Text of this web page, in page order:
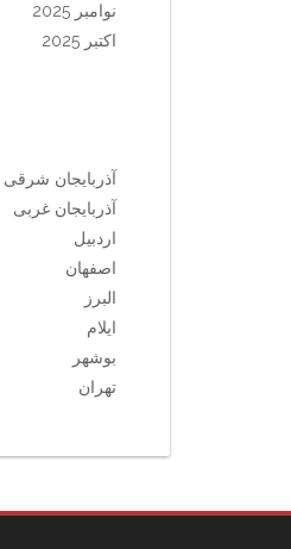
نوامبر 2025
اکتبر 2025
آذربایجان شرقی
آذربایجان غربی
اردبیل
اصفهان
البرز
ایلام
بوشهر
تهران